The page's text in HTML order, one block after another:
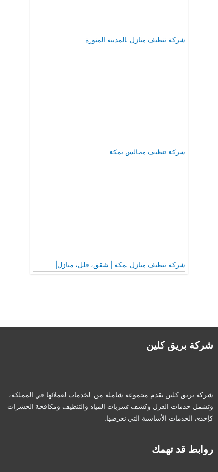
شركة تنظيف منازل بالمدينة المنورة
شركة تنظيف مجالس بمكة
شركة تنظيف منازل بمكة | شقق، فلل، منازل|
شركة بريق كلين
شركة بريق كلين تقدم مجموعة شاملة من الخدمات لعملائها في المملكة،
وتشمل خدمات العزل وكشف تسربات المياه والتنظيف ومكافحة الحشرات
كإحدى الخدمات الأساسية التي نعرضها.
روابط قد تهمك